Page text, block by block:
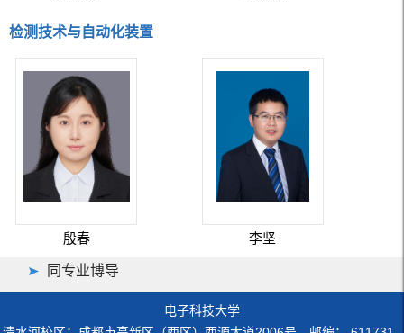
检测技术与自动化装置
殷春 李坚
同专业博导
电子科技大学